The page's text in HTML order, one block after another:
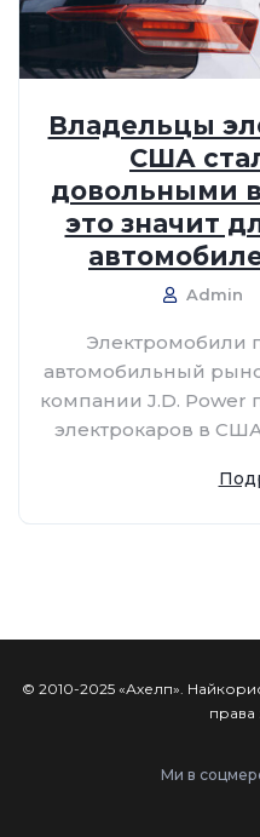
Владельцы
США
довольными
это значит
Admin
Электромобили
автомобильный
компании J.D. Power
электрокаров в
© 2010-2025 «Ахелп».
права
Ми в